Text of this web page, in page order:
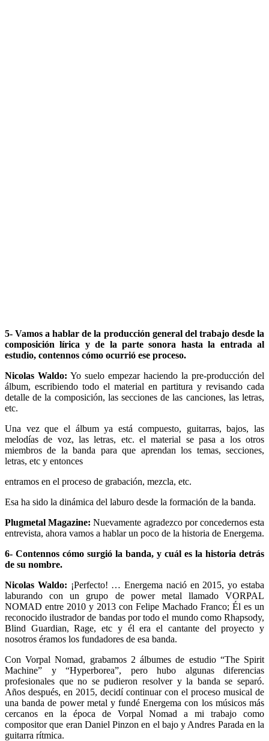
5- Vamos a hablar de la producción general del trabajo desde la
composición lírica y de la parte sonora hasta la entrada al
estudio, contennos cómo ocurrió ese proceso.
Nicolas Waldo: Yo suelo empezar haciendo la pre-producción del
álbum, escribiendo todo el material en partitura y revisando cada
detalle de la composición, las secciones de las canciones, las letras,
etc.
Una vez que el álbum ya está compuesto, guitarras, bajos, las
melodías de voz, las letras, etc. el material se pasa a los otros
miembros de la banda para que aprendan los temas, secciones,
letras, etc y entonces
entramos en el proceso de grabación, mezcla, etc.
Esa ha sido la dinámica del laburo desde la formación de la banda.
Plugmetal Magazine: Nuevamente agradezco por concedernos esta
entrevista, ahora vamos a hablar un poco de la historia de Energema.
6- Contennos cómo surgió la banda, y cuál es la historia detrás
de su nombre.
Nicolas Waldo: ¡Perfecto! … Energema nació en 2015, yo estaba
laburando con un grupo de power metal llamado VORPAL
NOMAD entre 2010 y 2013 con Felipe Machado Franco; Él es un
reconocido ilustrador de bandas por todo el mundo como Rhapsody,
Blind Guardian, Rage, etc y él era el cantante del proyecto y
nosotros éramos los fundadores de esa banda.
Con Vorpal Nomad, grabamos 2 álbumes de estudio “The Spirit
Machine” y “Hyperborea”, pero hubo algunas diferencias
profesionales que no se pudieron resolver y la banda se separó.
Años después, en 2015, decidí continuar con el proceso musical de
una banda de power metal y fundé Energema con los músicos más
cercanos en la época de Vorpal Nomad a mi trabajo como
compositor que eran Daniel Pinzon en el bajo y Andres Parada en la
guitarra rítmica.